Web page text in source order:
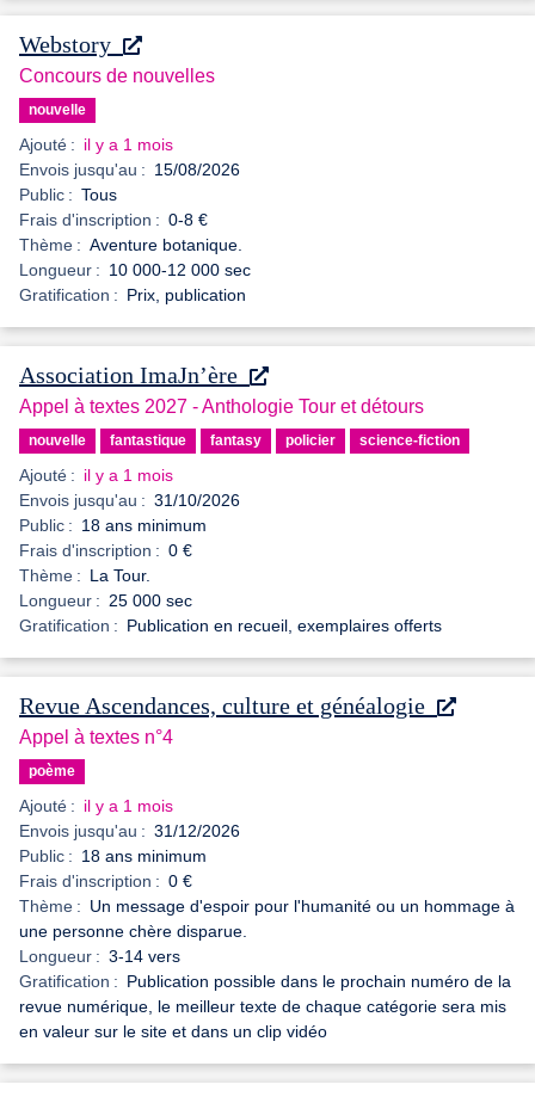
Webstory
Concours de nouvelles
nouvelle
Ajouté : il y a 1 mois
Envois jusqu'au : 15/08/2026
Public : Tous
Frais d'inscription : 0-8 €
Thème : Aventure botanique.
Longueur : 10 000-12 000 sec
Gratification : Prix, publication
Association ImaJn’ère
Appel à textes 2027 - Anthologie Tour et détours
nouvelle fantastique fantasy policier science-fiction
Ajouté : il y a 1 mois
Envois jusqu'au : 31/10/2026
Public : 18 ans minimum
Frais d'inscription : 0 €
Thème : La Tour.
Longueur : 25 000 sec
Gratification : Publication en recueil, exemplaires offerts
Revue Ascendances, culture et généalogie
Appel à textes n°4
poème
Ajouté : il y a 1 mois
Envois jusqu'au : 31/12/2026
Public : 18 ans minimum
Frais d'inscription : 0 €
Thème : Un message d'espoir pour l'humanité ou un hommage à
une personne chère disparue.
Longueur : 3-14 vers
Gratification : Publication possible dans le prochain numéro de la
revue numérique, le meilleur texte de chaque catégorie sera mis
en valeur sur le site et dans un clip vidéo